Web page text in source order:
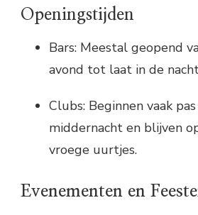
Openingstijden
Bars: Meestal geopend
avond tot laat in de
Clubs: Beginnen vaak
middernacht en blijven
vroege uurtjes.
Evenementen en